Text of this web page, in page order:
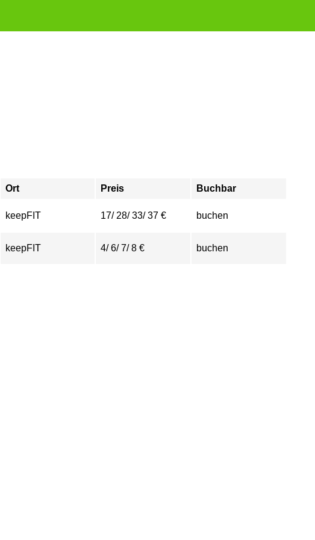
Ort Preis Buchbar
keepFIT 17/ 28/ 33/ 37 € buchen
keepFIT 4/ 6/ 7/ 8 € buchen